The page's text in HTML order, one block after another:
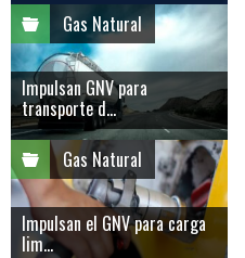
Gas Natural
Impulsan GNV para
transporte d...
Gas Natural
Impulsan el GNV para carga
lim...